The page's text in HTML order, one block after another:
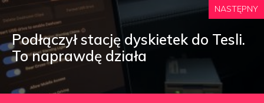
NASTĘPNY
Podłączył stację dyskietek do Tesli.
To naprawdę działa